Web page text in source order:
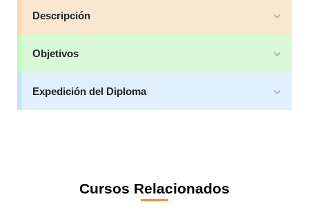
Descripción
Objetivos
Expedición del Diploma
Cursos Relacionados